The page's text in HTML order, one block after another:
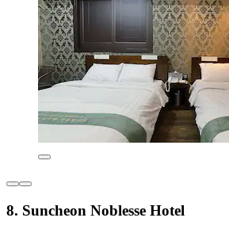
8. Suncheon Noblesse Hotel